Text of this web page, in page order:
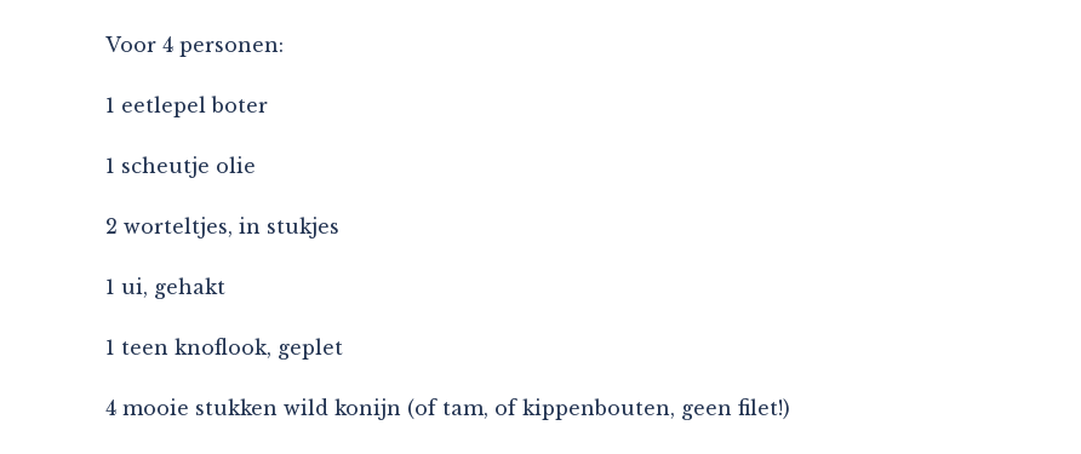
Voor 4 personen:
1 eetlepel boter
1 scheutje olie
2 worteltjes, in stukjes
1 ui, gehakt
1 teen knoflook, geplet
4 mooie stukken wild konijn (of tam, of kippenbouten, geen filet!)